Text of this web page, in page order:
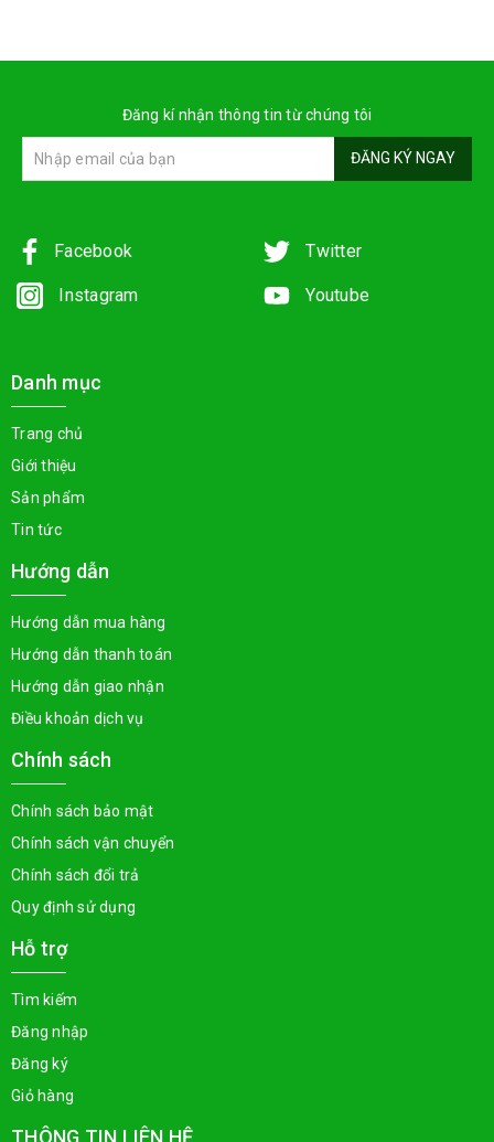
Đăng kí nhận thông tin từ chúng tôi
ĐĂNG KÝ NGAY
Facebook Twitter
Instagram Youtube
Danh mục
Trang chủ
Giới thiệu
Sản phẩm
Tin tức
Hướng dẫn
Hướng dẫn mua hàng
Hướng dẫn thanh toán
Hướng dẫn giao nhận
Điều khoản dịch vụ
Chính sách
Chính sách bảo mật
Chính sách vận chuyển
Chính sách đổi trả
Quy định sử dụng
Hỗ trợ
Tìm kiếm
Đăng nhập
Đăng ký
Giỏ hàng
THÔNG TIN LIÊN HỆ